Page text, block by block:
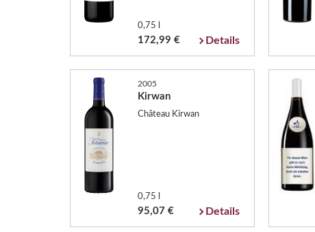
0,75 l
172,99 € Details
2005
Kirwan
Château Kirwan
0,75 l
95,07 € Details